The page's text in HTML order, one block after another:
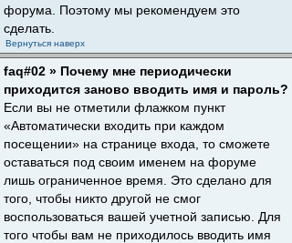
форума. Поэтому мы рекомендуем это
сделать.
Вернуться наверх
faq#02 » Почему мне периодически
приходится заново вводить имя и пароль?
Если вы не отметили флажком пункт
«Автоматически входить при каждом
посещении» на странице входа, то сможете
оставаться под своим именем на форуме
лишь ограниченное время. Это сделано для
того, чтобы никто другой не смог
воспользоваться вашей учетной записью. Для
того чтобы вам не приходилось вводить имя